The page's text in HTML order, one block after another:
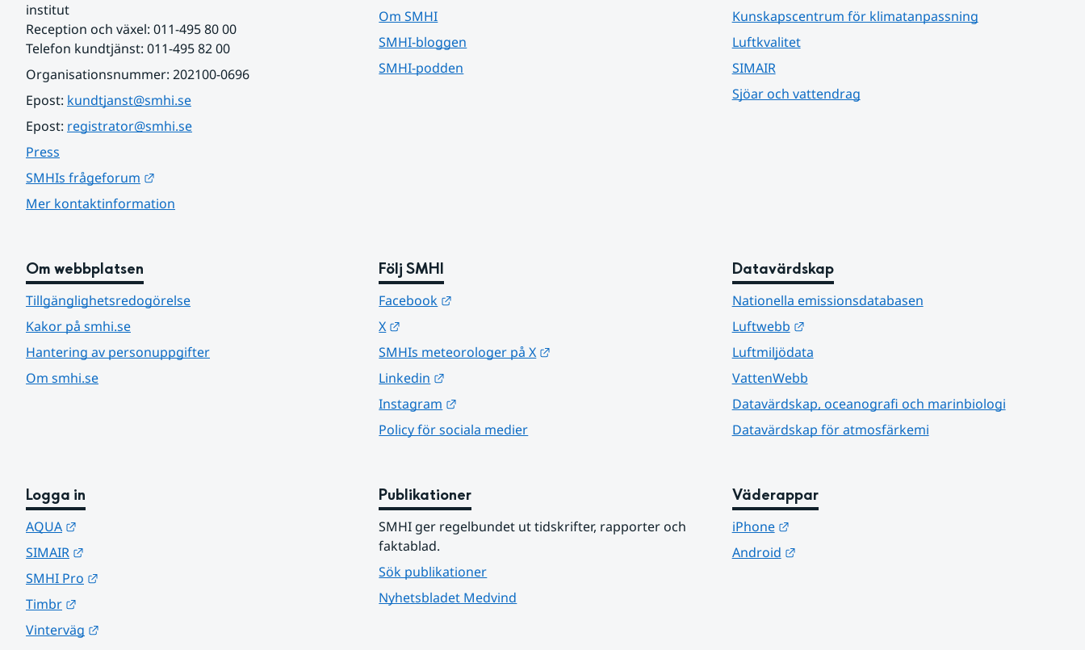
institut
Reception och växel: 011-495 80 00
Telefon kundtjänst: 011-495 82 00
Organisationsnummer: 202100-0696
Epost: kundtjanst@smhi.se
Epost: registrator@smhi.se
Press
SMHIs frågeforum
Mer kontaktinformation
Om SMHI
SMHI-bloggen
SMHI-podden
Kunskapscentrum för klimatanpassning
Luftkvalitet
SIMAIR
Sjöar och vattendrag
Om webbplatsen
Tillgänglighetsredogörelse
Kakor på smhi.se
Hantering av personuppgifter
Om smhi.se
Följ SMHI
Facebook
X
SMHIs meteorologer på X
Linkedin
Instagram
Policy för sociala medier
Datavärdskap
Nationella emissionsdatabasen
Luftwebb
Länk till annan webbplats.
Luftmiljödata
VattenWebb
Datavärdskap, oceanografi och marinbiologi
Datavärdskap för atmosfärkemi
Logga in
AQUA
SIMAIR
SMHI Pro
Timbr
Vinterväg
Publikationer
SMHI ger regelbundet ut tidskrifter, rapporter och
faktablad.
Sök publikationer
Nyhetsbladet Medvind
Väderappar
iPhone
Länk till annan webbplats.
Android
Länk till annan webbplats.